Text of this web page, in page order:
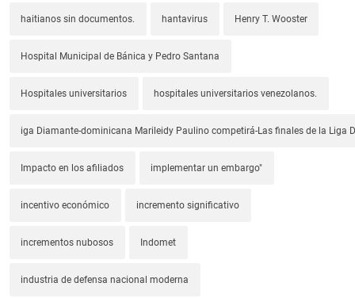
haitianos sin documentos. hantavirus Henry T. Wooster
Hospital Municipal de Bánica y Pedro Santana
Hospitales universitarios hospitales universitarios venezolanos.
iga Diamante-dominicana Marileidy Paulino competirá-Las finales de la Liga
Impacto en los afiliados implementar un embargo"
incentivo económico incremento significativo
incrementos nubosos Indomet
industria de defensa nacional moderna